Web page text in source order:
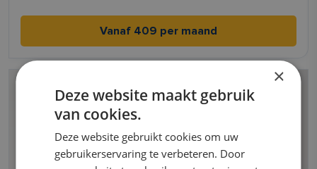
Vanaf 409 per maand
×
Deze website maakt gebruik
van cookies.
Deze website gebruikt cookies om uw
gebruikerservaring te verbeteren. Door